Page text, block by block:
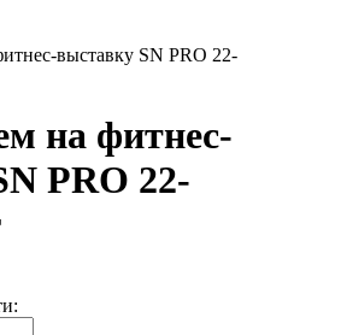
выставку SN PRO 22-
на фитнес-
PRO 22-